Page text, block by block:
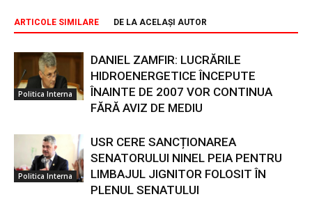
ARTICOLE SIMILARE DE LA ACELAȘI AUTOR
Politica Interna
DANIEL ZAMFIR: LUCRĂRILE
HIDROENERGETICE ÎNCEPUTE
ÎNAINTE DE 2007 VOR CONTINUA
FĂRĂ AVIZ DE MEDIU
Politica Interna
USR CERE SANCȚIONAREA
SENATORULUI NINEL PEIA PENTRU
LIMBAJUL JIGNITOR FOLOSIT ÎN
PLENUL SENATULUI